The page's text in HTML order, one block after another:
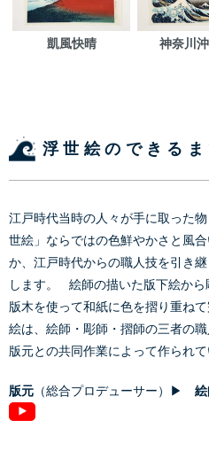
凱風快晴 神奈川
浮世絵のできるま
江戸時代当時の人々が手に取った
世絵」ならではの色鮮やかさと風
か、江戸時代からの職人技を引き
します。 絵師の描いた版下絵か
版木を使って和紙に色を摺り重ね
絵は、絵師・彫師・摺師の三者の
版元との共同作業によって作られ
版元 （総合プロデューサー）▶